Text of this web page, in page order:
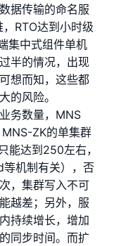
据传输的命名服
RTO达到小时级
集中式组件单机
半的情况，出现
想而知，这些都
的风险。
务数量，MNS
ZK的单集群
能达到250左右，
机制有关），否
，集群写入不可
越差；另外，服
持续增长，增加
同步时间。而扩